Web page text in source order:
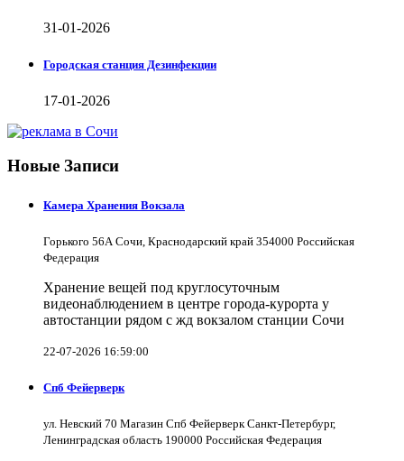
31-01-2026
Городская станция Дезинфекции
17-01-2026
Новые Записи
Камера Хранения Вокзала
Горького 56А Сочи, Краснодарский край 354000 Российская
Федерация
Хранение вещей под круглосуточным
видеонаблюдением в центре города-курорта у
автостанции рядом с жд вокзалом станции Сочи
22-07-2026 16:59:00
Спб Фейерверк
ул. Невский 70 Магазин Спб Фейерверк Санкт-Петербург,
Ленинградская область 190000 Российская Федерация